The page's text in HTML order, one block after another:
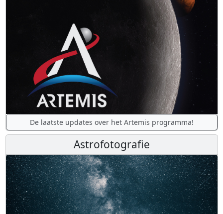
De laatste updates over het Artemis programma!
Astrofotografie